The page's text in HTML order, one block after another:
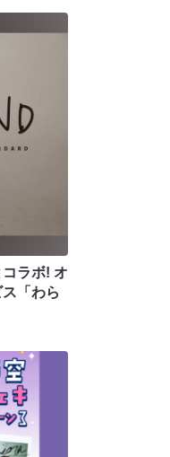
ラボ! オ
「わら